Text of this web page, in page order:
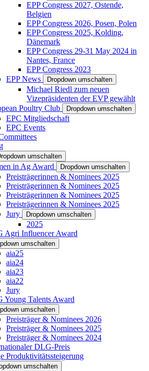
EPP Congress 2027, Ostende,
Belgien
EPP Congress 2026, Posen, Polen
EPP Congress 2025, Kolding,
Dänemark
EPP Congress 29-31 May 2024 in
Nantes, France
EPP Congress 2023
EPP News
Dropdown umschalten
Michael Riedl zum neuen
Vizepräsidenten der EVP gewählt
Poultry Club
Dropdown umschalten
EPC Mitgliedschaft
EPC Events
umschalten
in Ag Award Dropdown umschalten
Preisträgerinnen & Nominees 2025
Preisträgerinnen & Nominees 2025
Preisträgerinnen & Nominees 2025
Preisträgerinnen & Nominees 2025
Jury
Dropdown umschalten
2025
Agri Influencer Award
umschalten
aia25
aia24
aia23
aia22
Jury
Young Talents Award
umschalten
Preisträger & Nominees 2026
Preisträger & Nominees 2025
Preisträger & Nominees 2024
DLG-Preis
Produktivitätssteigerung
umschalten